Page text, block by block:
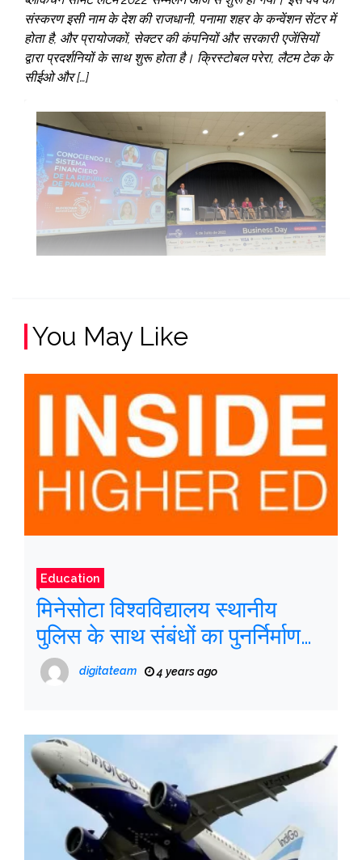
संस्करण इसी नाम के देश की राजधानी, पनामा शहर के कन्वेंशन सेंटर में
होता है, और प्रायोजकों, सेक्टर की कंपनियों और सरकारी एजेंसियों
द्वारा प्रदर्शनियों के साथ शुरू होता है। क्रिस्टोबल परेरा, लैटम टेक के
सीईओ और […]
You May Like
Education
मिनेसोटा विश्वविद्यालय स्थानीय
पुलिस के साथ संबंधों का पुनर्निर्माण
करेगाdigitateam 4 years ago